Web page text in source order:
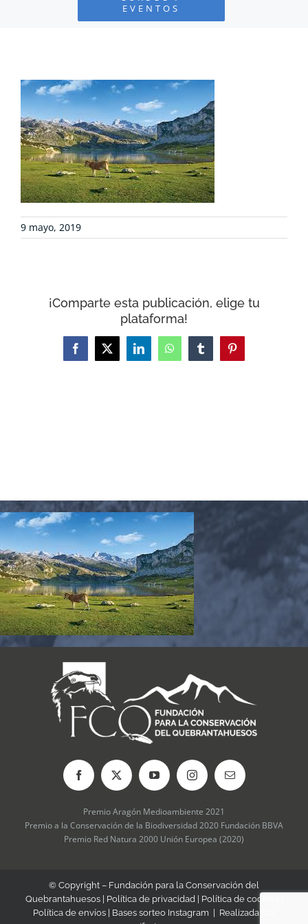
COLABORA
RECURSOS
NOTICIAS
CARRITO
EVENTOS
9 mayo, 2019
¡Comparte esta publicación, elige tu
plataforma!
Facebook
X LinkedInWhatsAppTumblrPinterest
Premio Aragón Medioambiente 2021
Premio a la Conservación de la Biodiversidad 2020 Fundación BBVA
Premio Red Natura 2000 Unión Europea (2020)
© Copyright – Fundación para la Conservación del
Quebrantahuesos | Política de privacidad| Política de cookies
Política de envíos| Bases sorteo Instagram | Realizada por